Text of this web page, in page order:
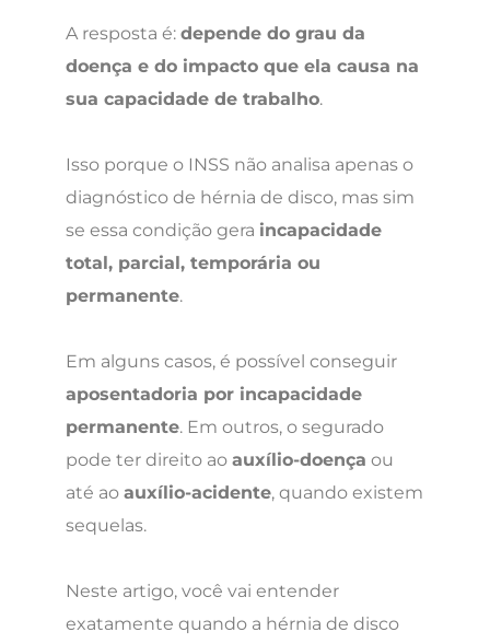
A resposta é: depende do grau da
doença e do impacto que ela causa na
sua capacidade de trabalho.
Isso porque o INSS não analisa apenas o
diagnóstico de hérnia de disco, mas sim
se essa condição gera incapacidade
total, parcial, temporária ou
permanente.
Em alguns casos, é possível conseguir
aposentadoria por incapacidade
permanente. Em outros, o segurado
pode ter direito ao auxílio-doença ou
até ao auxílio-acidente, quando existem
sequelas.
Neste artigo, você vai entender
exatamente quando a hérnia de disco